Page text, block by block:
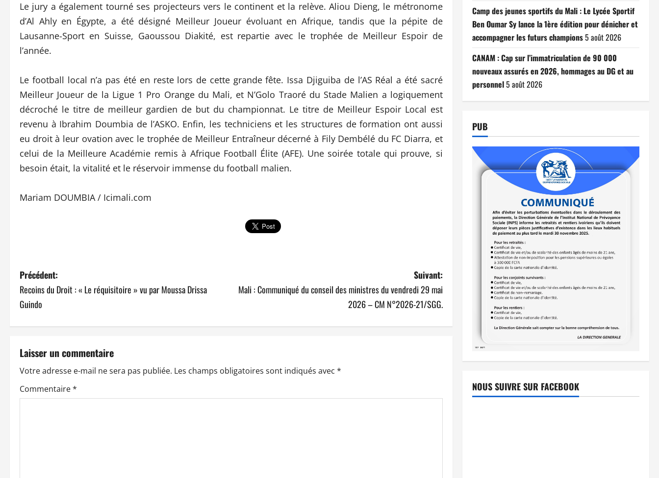
Le jury a également tourné ses projecteurs vers le continent et la relève. Aliou Dieng, le métronome
d’Al Ahly en Égypte, a été désigné Meilleur Joueur évoluant en Afrique, tandis que la pépite de
Lausanne-Sport en Suisse, Gaoussou Diakité, est repartie avec le trophée de Meilleur Espoir de
l’année.
Le football local n’a pas été en reste lors de cette grande fête. Issa Djiguiba de l’AS Réal a été sacré
Meilleur Joueur de la Ligue 1 Pro Orange du Mali, et N’Golo Traoré du Stade Malien a logiquement
décroché le titre de meilleur gardien de but du championnat. Le titre de Meilleur Espoir Local est
revenu à Ibrahim Doumbia de l’ASKO. Enfin, les techniciens et les structures de formation ont aussi
eu droit à leur ovation avec le trophée de Meilleur Entraîneur décerné à Fily Dembélé du FC Diarra, et
celui de la Meilleure Académie remis à Afrique Football Élite (AFE). Une soirée totale qui prouve, si
besoin était, la vitalité et le réservoir immense du football malien.
Mariam DOUMBIA / Icimali.com
N
a
g
a
t
Précédent:
Recoins du Droit : « Le réquisitoire » vu par Moussa Drissa
Guindo
Suivant:
Mali : Communiqué du conseil des ministres du vendredi 29 mai
2026 – CM N°2026-21/SGG.
Laisser un commentaire
Votre adresse e-mail ne sera pas publiée. Les champs obligatoires sont indiqués avec *
Commentaire*
Camp des jeunes sportifs du Mali : Le Lycée Sportif
Ben Oumar Sy lance la 1ère édition pour dénicher et
accompagner les futurs champions5 août 2026
CANAM : Cap sur l’immatriculation de 90 000
nouveaux assurés en 2026, hommages au DG et au
personnel5 août 2026
PUB
NOUS SUIVRE SUR FACEBOOK